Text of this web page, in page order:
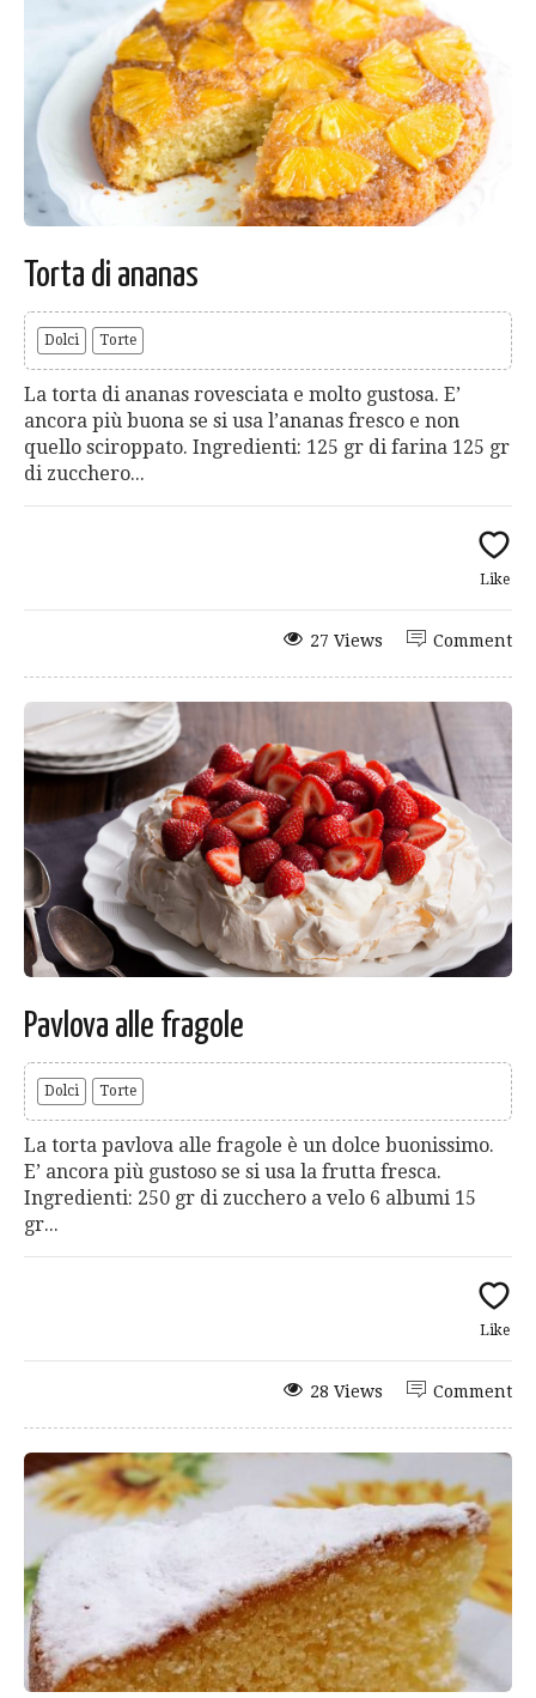
Torta di ananas
Dolci Torte
La torta di ananas rovesciata e molto gustosa. E’
ancora più buona se si usa l’ananas fresco e non
quello sciroppato. Ingredienti: 125 gr di farina 125 gr
di zucchero...
Like
Comment
27 Views
Pavlova alle fragole
Dolci Torte
La torta pavlova alle fragole è un dolce buonissimo.
E’ ancora più gustoso se si usa la frutta fresca.
Ingredienti: 250 gr di zucchero a velo 6 albumi 15
gr...
Like
Comment
28 Views